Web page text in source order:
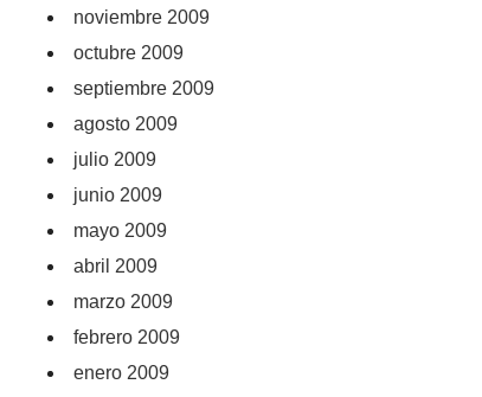
noviembre 2009
octubre 2009
septiembre 2009
agosto 2009
julio 2009
junio 2009
mayo 2009
abril 2009
marzo 2009
febrero 2009
enero 2009